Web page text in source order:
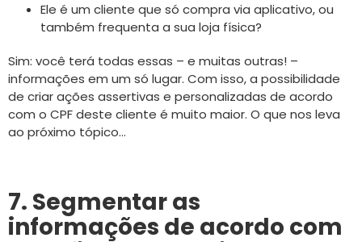
Ele é um cliente que só compra via aplicativo, ou
também frequenta a sua loja física?
Sim: você terá todas essas – e muitas outras! –
informações em um só lugar. Com isso, a possibilidade
de criar ações assertivas e personalizadas de acordo
com o CPF deste cliente é muito maior. O que nos leva
ao próximo tópico…
7. Segmentar as
informações de acordo com